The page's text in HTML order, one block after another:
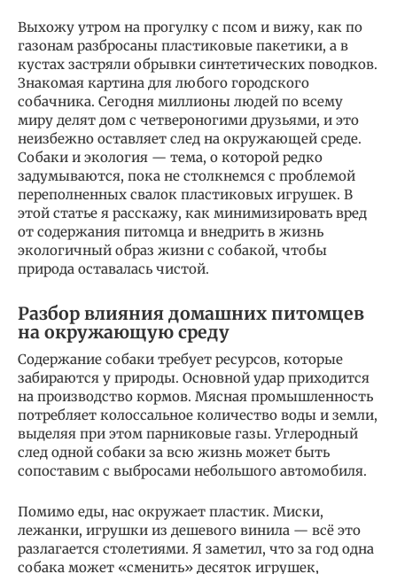
Выхожу утром на прогулку с псом и вижу, как по
газонам разбросаны пластиковые пакетики, а в
кустах застряли обрывки синтетических поводков.
Знакомая картина для любого городского
собачника. Сегодня миллионы людей по всему
миру делят дом с четвероногими друзьями, и это
неизбежно оставляет след на окружающей среде.
Собаки и экология — тема, о которой редко
задумываются, пока не столкнемся с проблемой
переполненных свалок пластиковых игрушек. В
этой статье я расскажу, как минимизировать вред
от содержания питомца и внедрить в жизнь
экологичный образ жизни с собакой, чтобы
природа оставалась чистой.
Разбор влияния домашних питомцев
на окружающую среду
Содержание собаки требует ресурсов, которые
забираются у природы. Основной удар приходится
на производство кормов. Мясная промышленность
потребляет колоссальное количество воды и земли,
выделяя при этом парниковые газы. Углеродный
след одной собаки за всю жизнь может быть
сопоставим с выбросами небольшого автомобиля.
Помимо еды, нас окружает пластик. Миски,
лежанки, игрушки из дешевого винила — всё это
разлагается столетиями. Я заметил, что за год одна
собака может «сменить» десяток игрушек,